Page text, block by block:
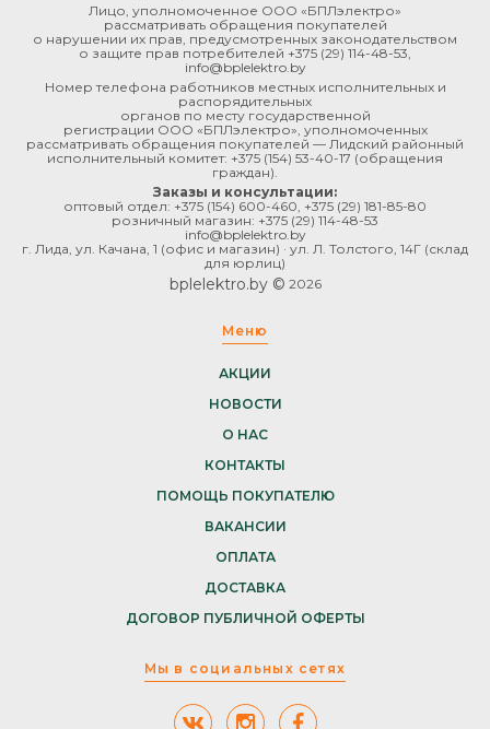
Лицо, уполномоченное ООО «БПЛэлектро»
рассматривать обращения покупателей
о нарушении их прав, предусмотренных законодательством
о защите прав потребителей +375 (29) 114-48-53
info@bplelektro.by
Номер телефона работников местных исполнительных и
распорядительных
органов по месту государственной
регистрации ООО «БПЛэлектро», уполномоченных
рассматривать обращения покупателей — Лидский районный
исполнительный комитет: +375 (154) 53-40-17 (обращения
граждан).
Заказы и консультации:
оптовый отдел: +375 (154) 600-460 +375 (29) 181-85-80
розничный магазин: +375 (29) 114-48-53
info@bplelektro.by
г. Лида, ул. Качана, 1 (офис и магазин) · ул. Л. Толстого, 14Г (склад
для юрлиц)
bplelektro.by © 2026
Меню
АКЦИИ
НОВОСТИ
О НАС
КОНТАКТЫ
ПОМОЩЬ ПОКУПАТЕЛЮ
ВАКАНСИИ
ОПЛАТА
ДОСТАВКА
ДОГОВОР ПУБЛИЧНОЙ ОФЕРТЫ
Мы в социальных сетях